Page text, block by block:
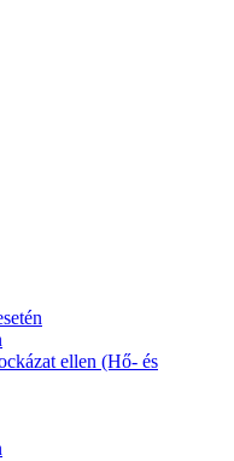
ellen (Hő- és